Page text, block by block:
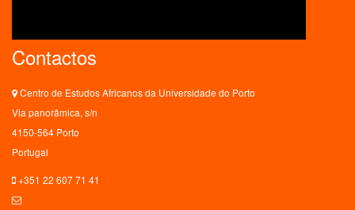
Contactos
Centro de Estudos Africanos da Universidade do Porto
Via panorâmica, s/n
4150-564 Porto
Portugal
+351 22 607 71 41